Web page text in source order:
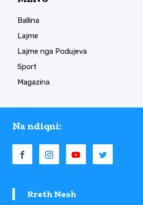
Ballina
Lajme
Lajme nga Podujeva
Sport
Magazina
Na ndiqni:
Rreth Nesh